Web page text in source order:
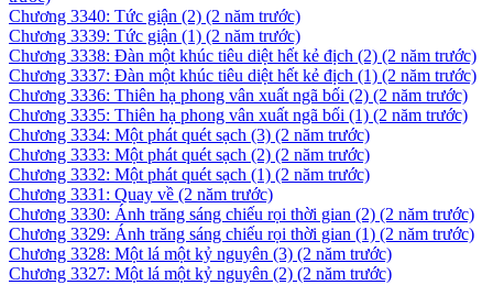
Chương 3340: Tức giận (2) (2 năm trước)
Chương 3339: Tức giận (1) (2 năm trước)
Chương 3338: Đàn một khúc tiêu diệt hết kẻ địch (2) (2 năm trước)
Chương 3337: Đàn một khúc tiêu diệt hết kẻ địch (1) (2 năm trước)
Chương 3336: Thiên hạ phong vân xuất ngã bối (2) (2 năm trước)
Chương 3335: Thiên hạ phong vân xuất ngã bối (1) (2 năm trước)
Chương 3334: Một phát quét sạch (3) (2 năm trước)
Chương 3333: Một phát quét sạch (2) (2 năm trước)
Chương 3332: Một phát quét sạch (1) (2 năm trước)
Chương 3331: Quay về (2 năm trước)
Chương 3330: Ánh trăng sáng chiếu rọi thời gian (2) (2 năm trước)
Chương 3329: Ánh trăng sáng chiếu rọi thời gian (1) (2 năm trước)
Chương 3328: Một lá một kỷ nguyên (3) (2 năm trước)
Chương 3327: Một lá một kỷ nguyên (2) (2 năm trước)